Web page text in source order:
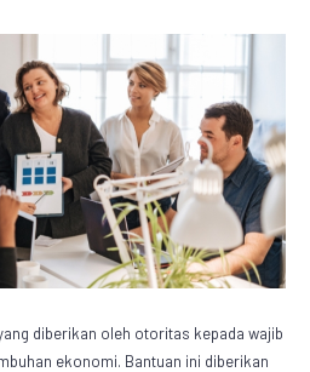
diberikan oleh otoritas kepada wajib
ekonomi. Bantuan ini diberikan